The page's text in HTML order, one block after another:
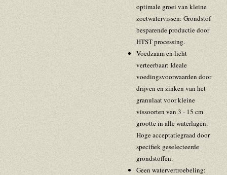
optimale groei van kleine
zoetwatervissen: Grondstof
besparende productie door
HTST processing.
Voedzaam en licht
verteerbaar: Ideale
voedingsvoorwaarden door
drijven en zinken van het
granulaat voor kleine
vissoorten van 3 - 15 cm
grootte in alle waterlagen.
Hoge acceptatiegraad door
specifiek geselecteerde
grondstoffen.
Geen watervertroebeling: